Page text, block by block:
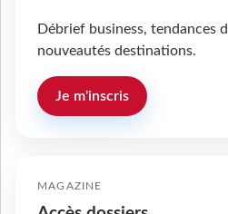
Débrief business, tendances
nouveautés destinations.
Je m'inscris
MAGAZINE